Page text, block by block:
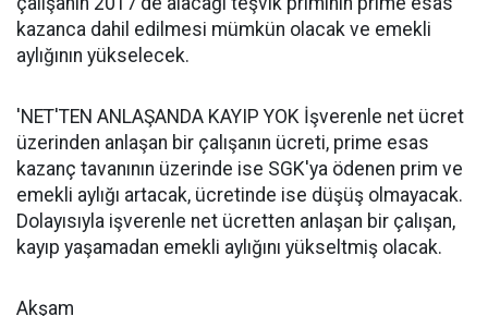
kazanca dahil edilmesi mümkün olacak ve emekli
aylığının yükselecek.
'NET'TEN ANLAŞANDA KAYIP YOK İşverenle net ücret
üzerinden anlaşan bir çalışanın ücreti, prime esas
kazanç tavanının üzerinde ise SGK'ya ödenen prim ve
emekli aylığı artacak, ücretinde ise düşüş olmayacak.
Dolayısıyla işverenle net ücretten anlaşan bir çalışan,
kayıp yaşamadan emekli aylığını yükseltmiş olacak.
Akşam